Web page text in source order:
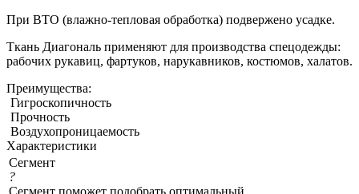
При ВТО (влажно-тепловая обработка) подвержено усадке.
Ткань Диагональ применяют для производства спецодежды:
рабочих рукавиц, фартуков, нарукавников, костюмов, халатов.
Преимущества:
Гигроскопичность
Прочность
Воздухопроницаемость
Характеристики
Сегмент
?
Сегмент поможет подобрать оптимальный